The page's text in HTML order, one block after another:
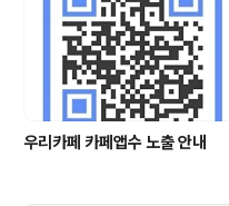
우리카페 카페앱수 노출 안내